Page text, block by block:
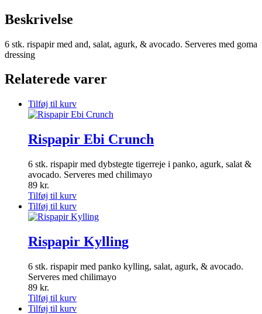
Beskrivelse
6 stk. rispapir med and, salat, agurk, & avocado. Serveres med goma
dressing
Relaterede varer
Tilføj til kurv
Rispapir Ebi Crunch
6 stk. rispapir med dybstegte tigerreje i panko, agurk, salat &
avocado. Serveres med chilimayo
89 kr.
Tilføj til kurv
Tilføj til kurv
Rispapir Kylling
6 stk. rispapir med panko kylling, salat, agurk, & avocado.
Serveres med chilimayo
89 kr.
Tilføj til kurv
Tilføj til kurv